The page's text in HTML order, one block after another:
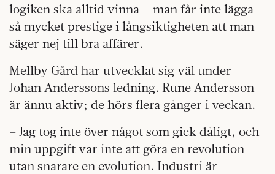
logiken ska alltid vinna – man får inte lägga
så mycket prestige i långsiktigheten att man
säger nej till bra affärer.
Mellby Gård har utvecklat sig väl under
Johan Anderssons ledning. Rune Andersson
är ännu aktiv; de hörs flera gånger i veckan.
– Jag tog inte över något som gick dåligt, och
min uppgift var inte att göra en revolution
utan snarare en evolution. Industri är